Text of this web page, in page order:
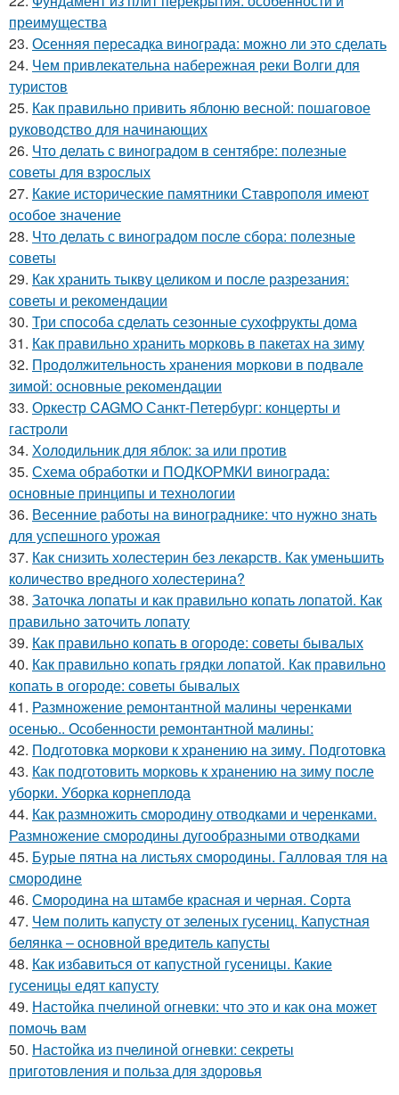
преимущества
23. Осенняя пересадка винограда: можно ли это сделать
24. Чем привлекательна набережная реки Волги для
туристов
25. Как правильно привить яблоню весной: пошаговое
руководство для начинающих
26. Что делать с виноградом в сентябре: полезные
советы для взрослых
27. Какие исторические памятники Ставрополя имеют
особое значение
28. Что делать с виноградом после сбора: полезные
советы
29. Как хранить тыкву целиком и после разрезания:
советы и рекомендации
30. Три способа сделать сезонные сухофрукты дома
31. Как правильно хранить морковь в пакетах на зиму
32. Продолжительность хранения моркови в подвале
зимой: основные рекомендации
33. Оркестр CAGMO Санкт-Петербург: концерты и
гастроли
34. Холодильник для яблок: за или против
35. Схема обработки и ПОДКОРМКИ винограда:
основные принципы и технологии
36. Весенние работы на винограднике: что нужно знать
для успешного урожая
37. Как снизить холестерин без лекарств. Как уменьшить
количество вредного холестерина?
38. Заточка лопаты и как правильно копать лопатой. Как
правильно заточить лопату
39. Как правильно копать в огороде: советы бывалых
40. Как правильно копать грядки лопатой. Как правильно
копать в огороде: советы бывалых
41. Размножение ремонтантной малины черенками
осенью.. Особенности ремонтантной малины:
42. Подготовка моркови к хранению на зиму. Подготовка
43. Как подготовить морковь к хранению на зиму после
уборки. Уборка корнеплода
44. Как размножить смородину отводками и черенками.
Размножение смородины дугообразными отводками
45. Бурые пятна на листьях смородины. Галловая тля на
смородине
46. Смородина на штамбе красная и черная. Сорта
47. Чем полить капусту от зеленых гусениц. Капустная
белянка – основной вредитель капусты
48. Как избавиться от капустной гусеницы. Какие
гусеницы едят капусту
49. Настойка пчелиной огневки: что это и как она может
помочь вам
50. Настойка из пчелиной огневки: секреты
приготовления и польза для здоровья